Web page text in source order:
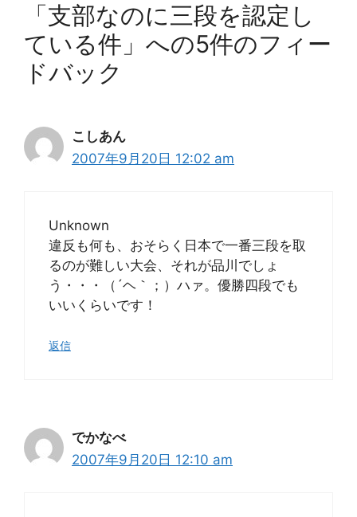
「支部なのに三段を認定し
ている件」への5件のフィー
ドバック
こしあん
2007年9月20日 12:02 am
Unknown
違反も何も、おそらく日本で一番三段を取
るのが難しい大会、それが品川でしょ
う・・・（´ヘ｀；）ハァ。優勝四段でも
いいくらいです！
返信
でかなべ
2007年9月20日 12:10 am